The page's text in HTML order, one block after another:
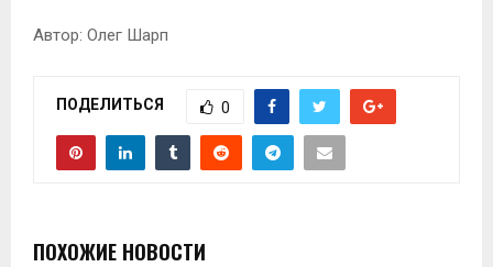
Автор: Олег Шарп
ПОДЕЛИТЬСЯ 0
ПОХОЖИЕ НОВОСТИ